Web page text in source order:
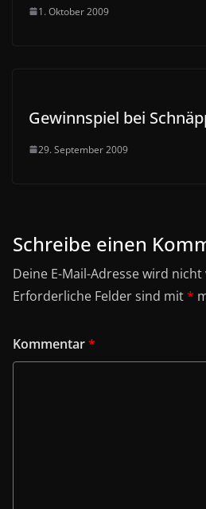
1. Oktober 2009
Gewinnspiel bei
29. September 2009
Schreibe einen
Deine E-Mail-Adresse wird
Erforderliche Felder sind mit*
Kommentar*